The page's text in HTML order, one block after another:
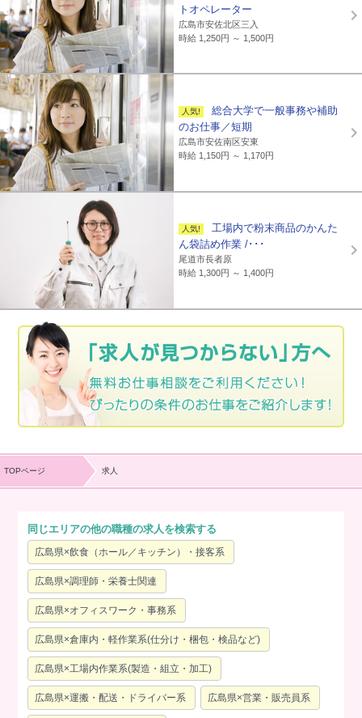
トオペレーター
広島市安佐北区三入
時給 1,250円 ～ 1,500円
総合大学で一般事務や補助
のお仕事／短期
広島市安佐南区安東
時給 1,150円 ～ 1,170円
工場内で粉末商品のかんた
ん袋詰め作業 /･･･
尾道市長者原
時給 1,300円 ～ 1,400円
TOPページ 求人
同じエリアの他の職種の求人を検索する
広島県×飲食（ホール／キッチン）・接客系
広島県×調理師・栄養士関連
広島県×オフィスワーク・事務系
広島県×倉庫内・軽作業系(仕分け・梱包・検品など)
広島県×工場内作業系(製造・組立・加工)
広島県×運搬・配送・ドライバー系 広島県×営業・販売員系